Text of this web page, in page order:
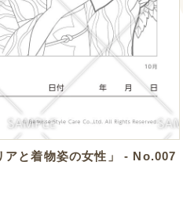
アと着物姿の女性」 - No.007